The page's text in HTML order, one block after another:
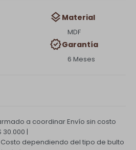
Material
MDF
Garantía
6 Meses
a coordinarEnvío sin costo
|
dependiendo del tipo de bulto